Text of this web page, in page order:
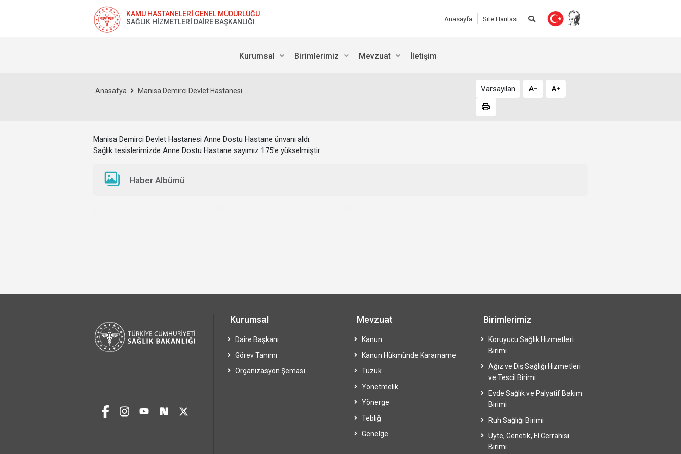
KAMU HASTANELERİ GENEL MÜDÜRLÜĞÜ
SAĞLIK HİZMETLERİ DAİRE BAŞKANLIĞI
Anasayfa Site Haritası
Kurumsal Birimlerimiz Mevzuat İletişim
Anasafya Manisa Demirci Devlet Hastanesi ... Varsayılan
Manisa Demirci Devlet Hastanesi Anne Dostu Hastane ünvanı aldı.
Sağlık tesislerimizde Anne Dostu Hastane sayımız 175'e yükselmiştir.
Haber Albümü
Kurumsal
Daire Başkanı
Görev Tanımı
Organizasyon Şeması
Mevzuat
Kanun
Kanun Hükmünde Kararname
Tüzük
Yönetmelik
Yönerge
Tebliğ
Genelge
Birimlerimiz
Koruyucu Sağlık Hizmetleri
Birimi
Ağız ve Diş Sağlığı Hizmetleri
ve Tescil Birimi
Evde Sağlık ve Palyatif Bakım
Birimi
Ruh Sağlığı Birimi
Üyte, Genetik, El Cerrahisi
Birimi